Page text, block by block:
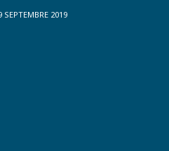
SEPTEMBRE 2019